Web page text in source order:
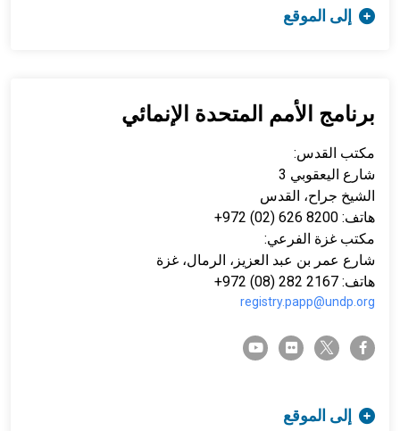
إلى الموقع
برنامج الأمم المتحدة الإنمائي
مكتب القدس:
شارع اليعقوبي 3
الشيخ جراح، القدس
هاتف: 8200 626 (02) 972+
مكتب غزة الفرعي:
شارع عمر بن عبد العزيز، الرمال، غزة
هاتف: 2167 282 (08) 972+
registry.papp@undp.org
facebook-f
twitter-x
flickr
youtube
إلى الموقع